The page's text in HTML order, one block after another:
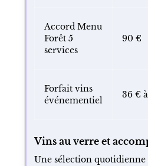
Accord Menu
Forêt 5
services
90 €
Forfait vins
événementiel
36 €
Vins au verre et
Une sélection quotidienne